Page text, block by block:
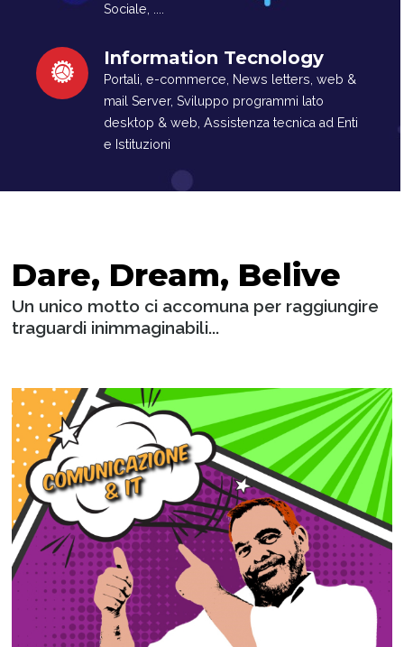
Sociale, ....
Information Tecnology
Portali, e-commerce, News letters, web &
mail Server, Sviluppo programmi lato
desktop & web, Assistenza tecnica ad Enti
e Istituzioni
Dare, Dream, Belive
Un unico motto ci accomuna per raggiungire
traguardi inimmaginabili...